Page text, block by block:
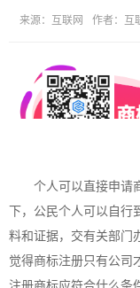
来源： 互联网 作者： 互
个人可以直接申请商
下，公民个人可以自行
料和证据，交有关部门
觉得商标注册只有公司